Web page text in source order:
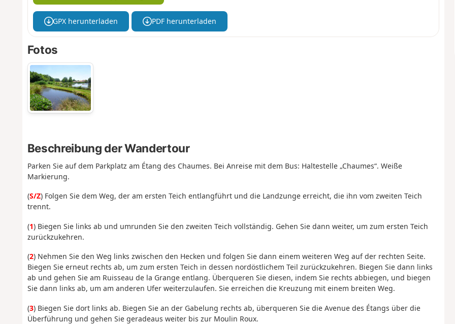
GPX herunterladen PDF herunterladen
Fotos
Beschreibung der Wandertour
Parken Sie auf dem Parkplatz am Étang des Chaumes. Bei Anreise mit dem Bus: Haltestelle „Chaumes“. Weiße
Markierung.
(S/Z) Folgen Sie dem Weg, der am ersten Teich entlangführt und die Landzunge erreicht, die ihn vom zweiten Teich
trennt.
(1) Biegen Sie links ab und umrunden Sie den zweiten Teich vollständig. Gehen Sie dann weiter, um zum ersten Teich
zurückzukehren.
(2) Nehmen Sie den Weg links zwischen den Hecken und folgen Sie dann einem weiteren Weg auf der rechten Seite.
Biegen Sie erneut rechts ab, um zum ersten Teich in dessen nordöstlichem Teil zurückzukehren. Biegen Sie dann links
ab und gehen Sie am Ruisseau de la Grange entlang. Überqueren Sie diesen, indem Sie rechts abbiegen, und biegen
Sie dann links ab, um am anderen Ufer weiterzulaufen. Sie erreichen die Kreuzung mit einem breiten Weg.
(3) Biegen Sie dort links ab. Biegen Sie an der Gabelung rechts ab, überqueren Sie die Avenue des Étangs über die
Überführung und gehen Sie geradeaus weiter bis zur Moulin Roux.